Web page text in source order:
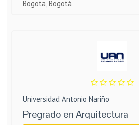
Bogota, Bogotá
Universidad Antonio Nariño
Pregrado en Arquitectura